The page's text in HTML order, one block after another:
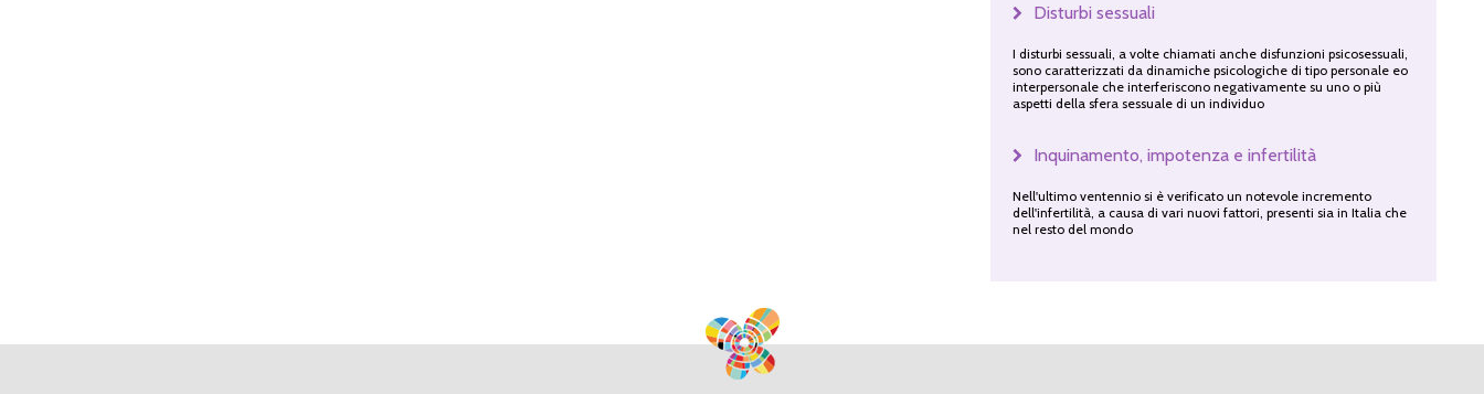
Disturbi sessuali
I disturbi sessuali, a volte chiamati anche disfunzioni psicosessuali,
sono caratterizzati da dinamiche psicologiche di tipo personale eo
interpersonale che interferiscono negativamente su uno o più
aspetti della sfera sessuale di un individuo
Inquinamento, impotenza e infertilità
Nell'ultimo ventennio si è verificato un notevole incremento
dell'infertilità, a causa di vari nuovi fattori, presenti sia in Italia che
nel resto del mondo